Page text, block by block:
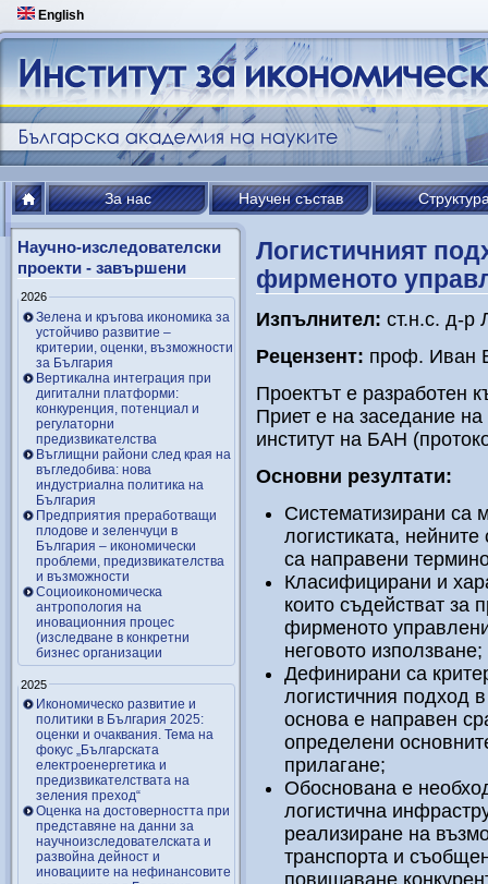
English
За нас Научен състав
Научно-изследователски
проекти - завършени
2026
Зелена и кръгова икономика за
устойчиво развитие –
критерии, оценки, възможности
за България
Вертикална интеграция при
дигитални платформи:
конкуренция, потенциал и
регулаторни
предизвикателства
Въглищни райони след края на
въгледобива: нова
индустриална политика на
България
Предприятия преработващи
плодове и зеленчуци в
България – икономически
проблеми, предизвикателства
и възможности
Социоикономическа
антропология на
иновационния процес
(изследване в конкретни
бизнес организации
2025
Икономическо развитие и
политики в България 2025:
оценки и очаквания. Тема на
фокус „Българската
електроенергетика и
предизвикателствата на
зеления преход“
Оценка на достоверността при
представяне на данни за
научноизследователската и
развойна дейност и
иновациите на нефинансовите
Логистичният
фирменото
Изпълнител: ст.н.с. д-р
Рецензент: проф. Иван
Проектът е разработен
Приет е на заседание
институт на БАН
Основни резултати:
Систематизирани са
логистиката,
са направени
Класифицирани и
които съдействат за
фирменото
неговото използване;
Дефинирани са
логистичния подход
основа е направен
определени
прилагане;
Обоснована е
логистична
реализиране на
транспорта и
повишаване